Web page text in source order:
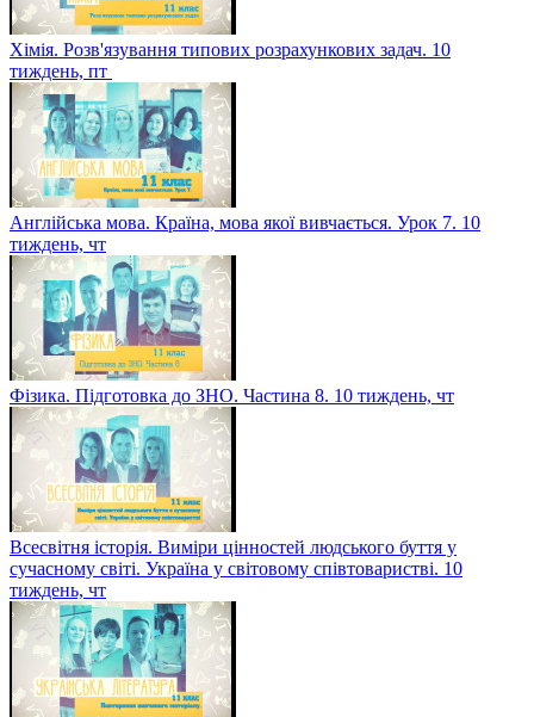
Хімія. Розв'язування типових розрахункових задач. 10
тиждень, пт
Англійська мова. Країна, мова якої вивчається. Урок 7. 10
тиждень, чт
Фізика. Підготовка до ЗНО. Частина 8. 10 тиждень, чт
Всесвітня історія. Виміри цінностей людського буття у
сучасному світі. Україна у світовому співтоваристві. 10
тиждень, чт